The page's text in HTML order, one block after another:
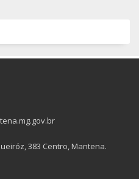
383 Centro, Mantena.